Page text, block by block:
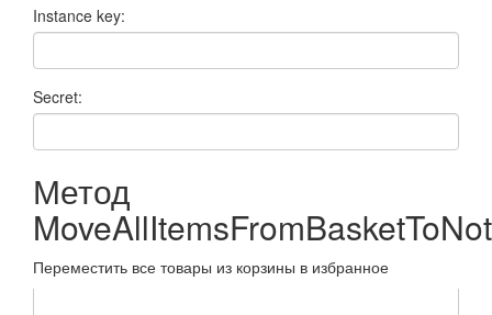
Instance key:
Secret:
Метод
Переместить все товары из корзины в избранное